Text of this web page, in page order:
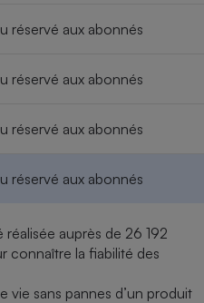
réservé aux abonnés
réservé aux abonnés
réservé aux abonnés
réservé aux abonnés
auprès de 26 192
connaître la fiabilité des
vie sans pannes d’un produit